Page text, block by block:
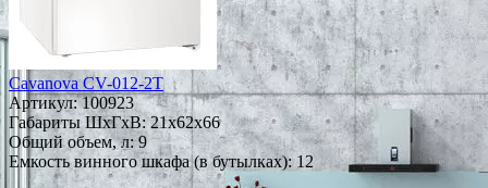
Cavanova CV-012-2Т
Артикул:100923
Габариты ШxГxВ: 21x62x66
Общий объем, л: 9
Емкость винного шкафа (в бутылках): 12